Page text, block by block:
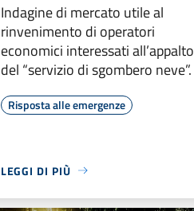
Indagine di mercato utile al
rinvenimento di operatori
economici interessati all’appalto
del “servizio di sgombero neve”.
Risposta alle emergenze
LEGGI DI PIÙ